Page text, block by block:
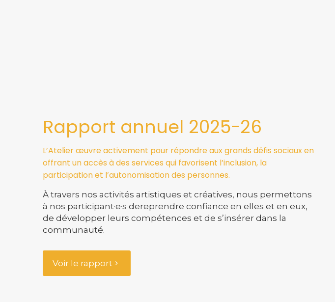
Rapport annuel 2025-26
L’Atelier œuvre activement pour répondre aux grands défis sociaux en
offrant un accès à des services qui favorisent l’inclusion, la
participation et l’autonomisation des personnes.
À travers nos activités artistiques et créatives, nous permettons
à nos participant·e·s dereprendre confiance en elles et en eux,
de développer leurs compétences et de s’insérer dans la
communauté.
Voir le rapport